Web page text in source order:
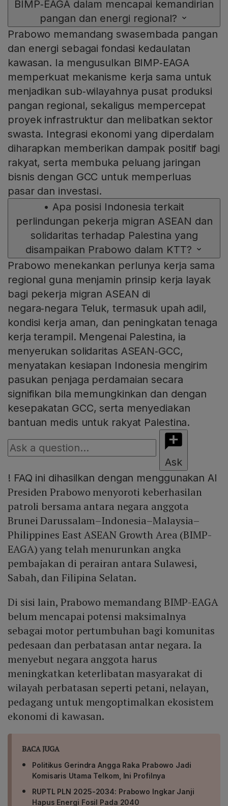
BIMP‑EAGA dalam mencapai kemandirian
pangan dan energi regional?
Prabowo memandang swasembada pangan
dan energi sebagai fondasi kedaulatan
kawasan. Ia mengusulkan BIMP‑EAGA
memperkuat mekanisme kerja sama untuk
menjadikan sub‑wilayahnya pusat produksi
pangan regional, sekaligus mempercepat
proyek infrastruktur dan melibatkan sektor
swasta. Integrasi ekonomi yang diperdalam
diharapkan memberikan dampak positif bagi
rakyat, serta membuka peluang jaringan
bisnis dengan GCC untuk memperluas
pasar dan investasi.
• Apa posisi Indonesia terkait
perlindungan pekerja migran ASEAN dan
solidaritas terhadap Palestina yang
disampaikan Prabowo dalam KTT?
Prabowo menekankan perlunya kerja sama
regional guna menjamin prinsip kerja layak
bagi pekerja migran ASEAN di
negara‑negara Teluk, termasuk upah adil,
kondisi kerja aman, dan peningkatan tenaga
kerja terampil. Mengenai Palestina, ia
menyerukan solidaritas ASEAN‑GCC,
menyatakan kesiapan Indonesia mengirim
pasukan penjaga perdamaian secara
signifikan bila memungkinkan dan dengan
kesepakatan GCC, serta menyediakan
bantuan medis untuk rakyat Palestina.
Ask
! FAQ ini dihasilkan dengan menggunakan AI
Presiden Prabowo menyoroti keberhasilan
patroli bersama antara negara anggota
Brunei Darussalam–Indonesia–Malaysia–
Philippines East ASEAN Growth Area (BIMP-
EAGA) yang telah menurunkan angka
pembajakan di perairan antara Sulawesi,
Sabah, dan Filipina Selatan.
Di sisi lain, Prabowo memandang BIMP-EAGA
belum mencapai potensi maksimalnya
sebagai motor pertumbuhan bagi komunitas
pedesaan dan perbatasan antar negara. Ia
menyebut negara anggota harus
meningkatkan keterlibatan masyarakat di
wilayah perbatasan seperti petani, nelayan,
pedagang untuk mengoptimalkan ekosistem
ekonomi di kawasan.
BACA JUGA
Politikus Gerindra Angga Raka Prabowo Jadi
Komisaris Utama Telkom, Ini Profilnya
RUPTL PLN 2025-2034: Prabowo Ingkar Janji
Hapus Energi Fosil Pada 2040